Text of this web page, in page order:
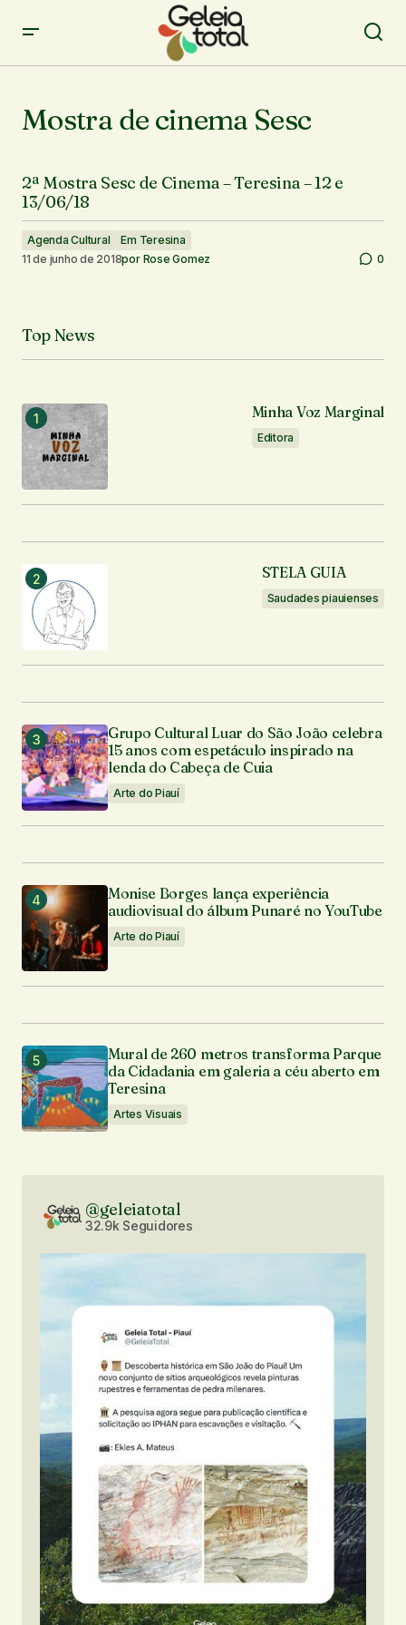
Mostra de cinema Sesc
2ª Mostra Sesc de Cinema – Teresina – 12 e
13/06/18
Agenda Cultural
Em Teresina
11 de junho de 2018por Rose Gomez 0
Top News
Minha Voz Marginal
Editora
STELA GUIA
Saudades piauienses
Grupo Cultural Luar do São João celebra
15 anos com espetáculo inspirado na
lenda do Cabeça de Cuia
Arte do Piauí
Monise Borges lança experiência
audiovisual do álbum Punaré no YouTube
Arte do Piauí
Mural de 260 metros transforma Parque
da Cidadania em galeria a céu aberto em
Teresina
Artes Visuais
@geleiatotal
32.9k Seguidores